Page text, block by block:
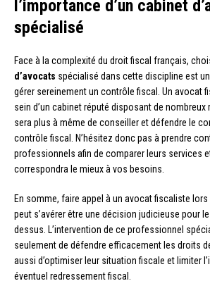
l’importance d’un cabinet
spécialisé
Face à la complexité du droit fiscal français,
d’avocats spécialisé dans cette discipline est
gérer sereinement un contrôle fiscal. Un avocat
sein d’un cabinet réputé disposant de nombreux
sera plus à même de conseiller et défendre le
contrôle fiscal. N’hésitez donc pas à prendre
professionnels afin de comparer leurs services
correspondra le mieux à vos besoins.
En somme, faire appel à un avocat fiscaliste lors
peut s’avérer être une décision judicieuse pour
dessus. L’intervention de ce professionnel
seulement de défendre efficacement les droits
aussi d’optimiser leur situation fiscale et limiter
éventuel redressement fiscal.